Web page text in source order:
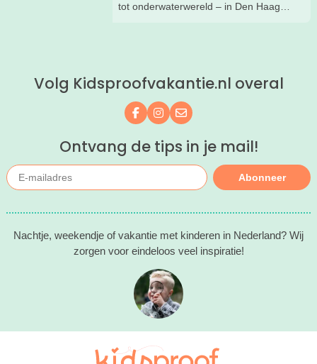
tot onderwaterwereld – in Den Haag
Volg Kidsproofvakantie.nl overal
Volg ons op Facebook
Volg ons op Instagram
Mail ons
Ontvang de tips in je mail!
Abonneer
Nachtje, weekendje of vakantie met kinderen in Nederland? Wij
zorgen voor eindeloos veel inspiratie!